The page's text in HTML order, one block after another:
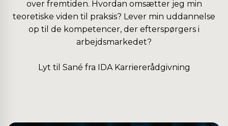
over fremtiden. Hvordan omsætter jeg min
teoretiske viden til praksis? Lever min uddannelse
op til de kompetencer, der efterspørgers i
arbejdsmarkedet?
Lyt til Sané fra IDA Karriererådgivning